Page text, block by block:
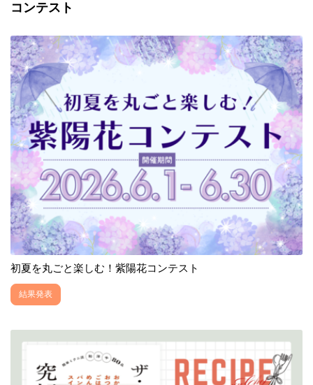
コンテスト
初夏を丸ごと楽しむ！紫陽花コンテスト
結果発表